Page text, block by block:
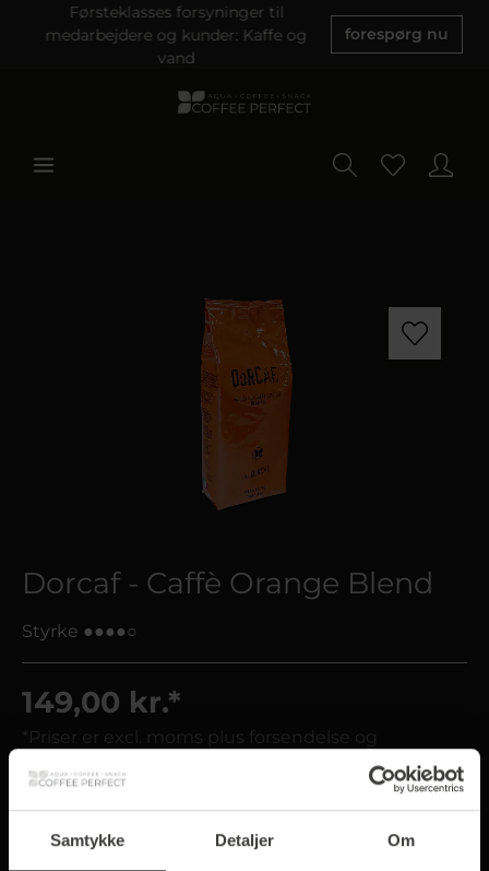
Samtykke Detaljer Om
Førsteklasses forsyninger til
medarbejdere og kunder: Kaffe og
vand
forespørg nu
Dorcaf - Caffè Orange Blend
Styrke ●●●●○
149,00 kr.*
*Priser er excl. moms plus forsendelse og
Estimeret leveringstid i arbejdsdage: 1-3 dage